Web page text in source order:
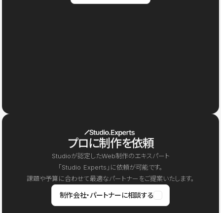
プロに制作を依頼
Studioが認定したWeb制作のエキスパート
「Studio Experts」に依頼が可能です。
課題や予算に合わせて最適なパートナーをご提案いたします。
制作会社・パートナーに相談する